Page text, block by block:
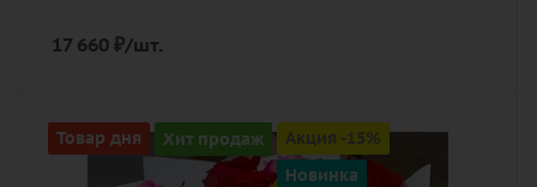
17 660 ₽/шт.
Товар дня Хит продаж
Акция -15%
Новинка
Количество
15